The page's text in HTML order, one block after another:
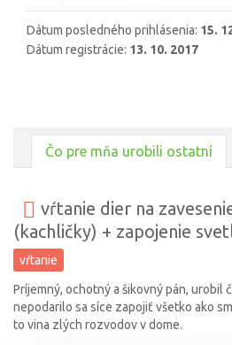
Dátum posledného prihlásenia: 15.
Dátum registrácie: 13. 10. 2017
Čo pre mňa urobili ostatní
vŕtanie dier na
(kachličky) + zapojenie
vŕtanie
Príjemný, ochotný a šikovný pán, urobil
nepodarilo sa síce zapojiť všetko ako
to vina zlých rozvodov v dome.